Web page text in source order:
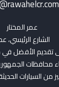
الشارع الرئيسي،
تقديم الأفضل في
محافظات
السيارات